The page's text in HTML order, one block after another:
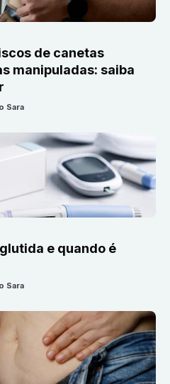
de canetas
manipuladas: saiba
Sara
e quando é
Sara